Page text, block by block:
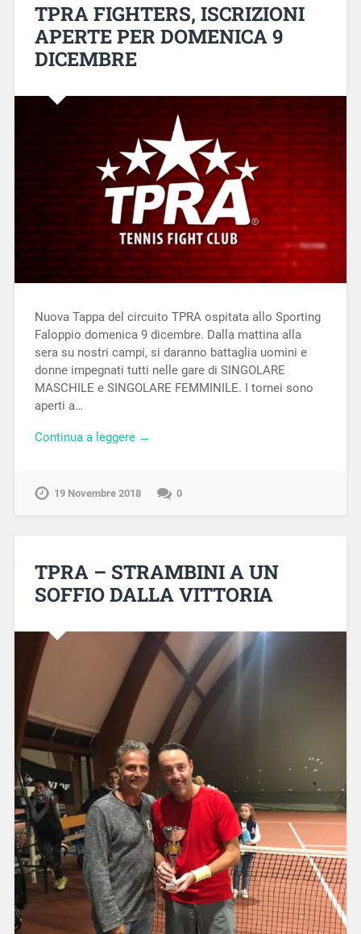
TPRA FIGHTERS, ISCRIZIONI
APERTE PER DOMENICA 9
DICEMBRE
Nuova Tappa del circuito TPRA ospitata allo Sporting
Faloppio domenica 9 dicembre. Dalla mattina alla
sera su nostri campi, si daranno battaglia uomini e
donne impegnati tutti nelle gare di SINGOLARE
MASCHILE e SINGOLARE FEMMINILE. I tornei sono
aperti a…
Continua a leggere →
19 Novembre 2018 0
TPRA – STRAMBINI A UN
SOFFIO DALLA VITTORIA